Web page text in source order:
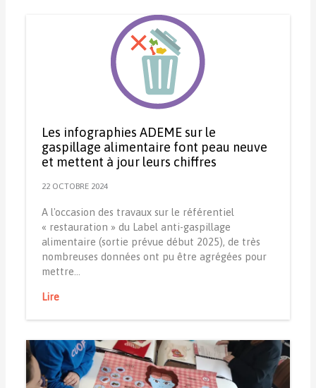
Les infographies ADEME sur le
gaspillage alimentaire font peau neuve
et mettent à jour leurs chiffres
22 OCTOBRE 2024
A l'occasion des travaux sur le référentiel
« restauration » du Label anti-gaspillage
alimentaire (sortie prévue début 2025), de très
nombreuses données ont pu être agrégées pour
mettre…
Lire